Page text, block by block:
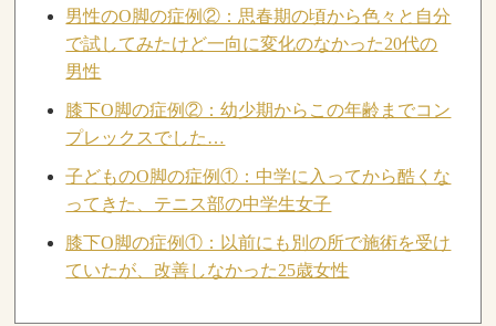
男性のO脚の症例②：思春期の頃から色々と自分
で試してみたけど一向に変化のなかった20代の
男性
膝下O脚の症例②：幼少期からこの年齢までコン
プレックスでした…
子どものO脚の症例①：中学に入ってから酷くな
ってきた、テニス部の中学生女子
膝下O脚の症例①：以前にも別の所で施術を受け
ていたが、改善しなかった25歳女性